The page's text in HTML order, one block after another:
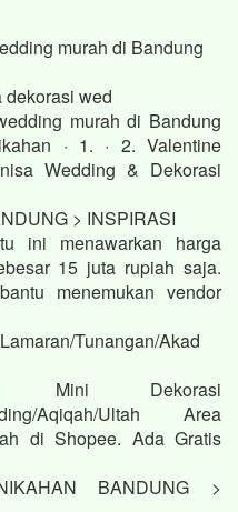
murah di Bandung
dekorasi wed
murah di Bandung
· 1. · 2. Valentine
Wedding & Dekorasi
> INSPIRASI
ini menawarkan harga
15 juta rupiah saja.
menemukan vendor
Tunangan/Akad
Dekorasi
Aqiqah/Ultah Area
di Shopee. Ada Gratis
BANDUNG >